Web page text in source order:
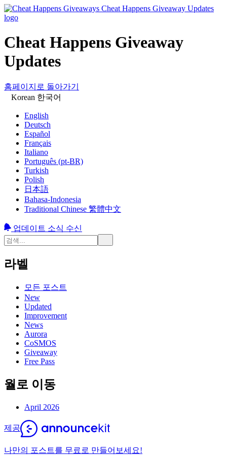
Cheat Happens Giveaway
Updates
홈페이지로 돌아가기
Korean 한국어
English
Deutsch
Español
Français
Italiano
Português (pt-BR)
Turkish
Polish
日本語
Bahasa-Indonesia
Traditional Chinese 繁體中文
업데이트 소식 수신
라벨
모든 포스트
New
Updated
Improvement
News
Aurora
CoSMOS
Giveaway
Free Pass
월로 이동
April 2026
제공
나만의 포스트를 무료로 만들어보세요!